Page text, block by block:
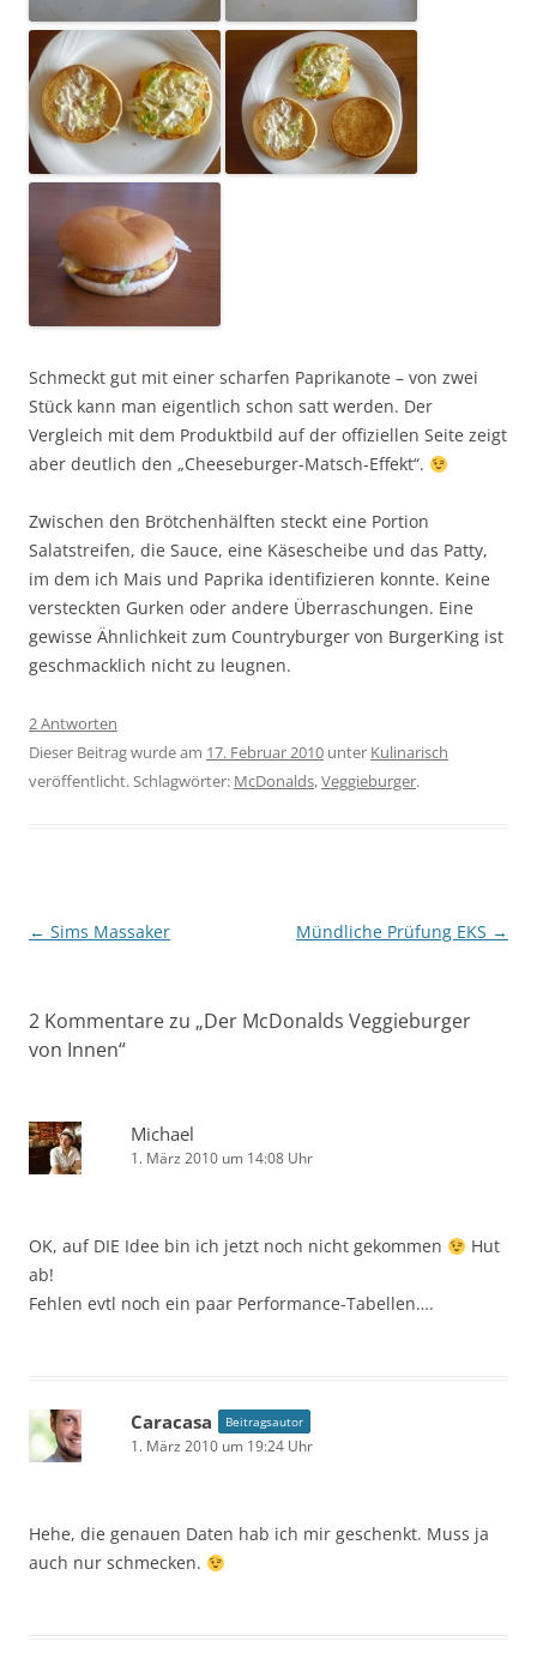
Schmeckt gut mit einer scharfen Paprikanote – von zwei
Stück kann man eigentlich schon satt werden. Der
Vergleich mit dem Produktbild auf der offiziellen Seite zeigt
aber deutlich den „Cheeseburger-Matsch-Effekt“.
Zwischen den Brötchenhälften steckt eine Portion
Salatstreifen, die Sauce, eine Käsescheibe und das Patty,
im dem ich Mais und Paprika identifizieren konnte. Keine
versteckten Gurken oder andere Überraschungen. Eine
gewisse Ähnlichkeit zum Countryburger von BurgerKing ist
geschmacklich nicht zu leugnen.
2 Antworten
Dieser Beitrag wurde am 17. Februar 2010 unter Kulinarisch
veröffentlicht. Schlagwörter: McDonalds,Veggieburger.
Beitragsnavigation
← Sims Massaker Mündliche Prüfung EKS →
2 Kommentare zu „Der McDonalds Veggieburger
von Innen“
Michael
1. März 2010 um 14:08 Uhr
OK, auf DIE Idee bin ich jetzt noch nicht gekommen
Hut
ab!
Fehlen evtl noch ein paar Performance-Tabellen….
Caracasa Beitragsautor
1. März 2010 um 19:24 Uhr
Hehe, die genauen Daten hab ich mir geschenkt. Muss ja
auch nur schmecken.